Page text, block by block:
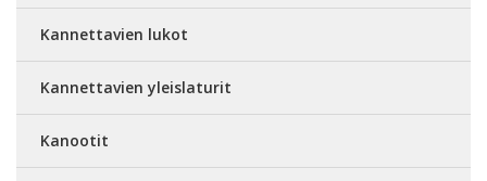
Kannettavien lukot
Kannettavien yleislaturit
Kanootit